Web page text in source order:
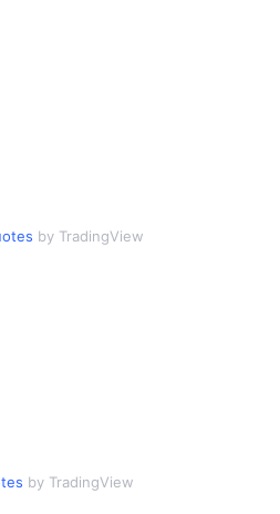
by TradingView
by TradingView